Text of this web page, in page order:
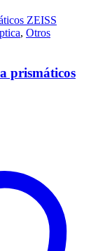
, Otros
prismáticos